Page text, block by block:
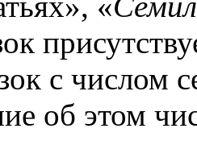
с числом
об этом